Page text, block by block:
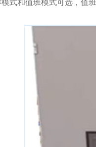
模式和值班模式可选，值